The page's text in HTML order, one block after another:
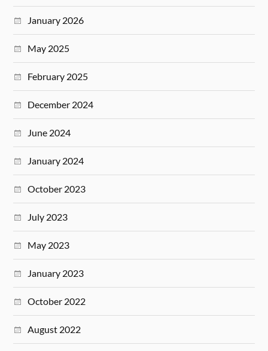
January 2026
May 2025
February 2025
December 2024
June 2024
January 2024
October 2023
July 2023
May 2023
January 2023
October 2022
August 2022